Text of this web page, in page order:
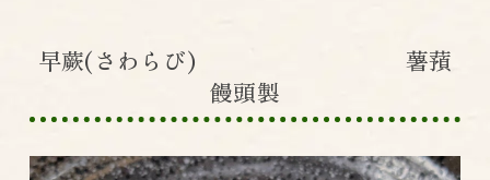
早蕨(さわらび) 薯蕷
饅頭製